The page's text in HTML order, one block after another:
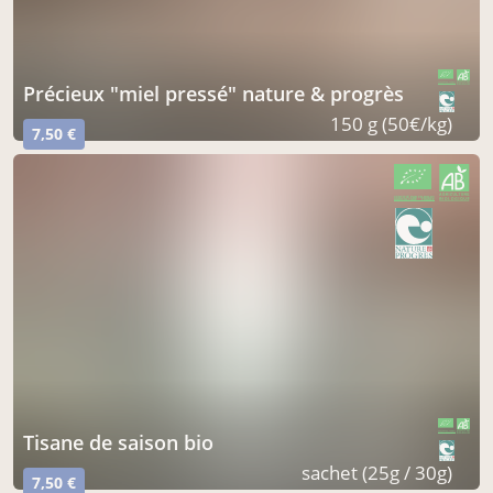
précieux "miel pressé" nature & progrès
7,50 € 150 g (50€/kg)
tisane de saison bio
7,50 € sachet (25g / 30g)
CERTIFIÉ PAR FR-BIO-01
AGRICULTURE FRANCE